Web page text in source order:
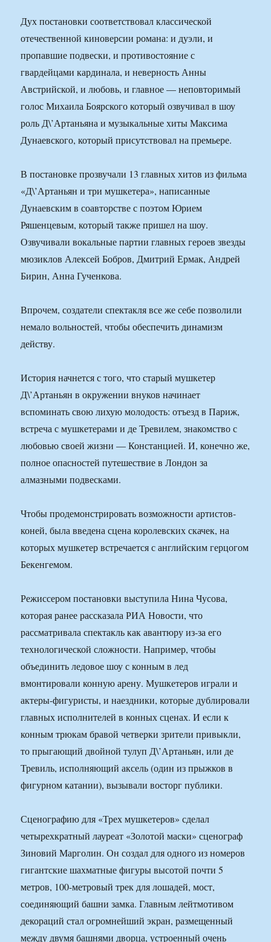
Дух постановки соответствовал классической
отечественной киноверсии романа: и дуэли, и
пропавшие подвески, и противостояние с
гвардейцами кардинала, и неверность Анны
Австрийской, и любовь, и главное — неповторимый
голос Михаила Боярского который озвучивал в шоу
роль Д\’Артаньяна и музыкальные хиты Максима
Дунаевского, который присутствовал на премьере.
В постановке прозвучали 13 главных хитов из фильма
«Д\’Артаньян и три мушкетера», написанные
Дунаевским в соавторстве с поэтом Юрием
Ряшенцевым, который также пришел на шоу.
Озвучивали вокальные партии главных героев звезды
мюзиклов Алексей Бобров, Дмитрий Ермак, Андрей
Бирин, Анна Гученкова.
Впрочем, создатели спектакля все же себе позволили
немало вольностей, чтобы обеспечить динамизм
действу.
История начнется с того, что старый мушкетер
Д\’Артаньян в окружении внуков начинает
вспоминать свою лихую молодость: отъезд в Париж,
встреча с мушкетерами и де Тревилем, знакомство с
любовью своей жизни — Констанцией. И, конечно же,
полное опасностей путешествие в Лондон за
алмазными подвесками.
Чтобы продемонстрировать возможности артистов-
коней, была введена сцена королевских скачек, на
которых мушкетер встречается с английским герцогом
Бекенгемом.
Режиссером постановки выступила Нина Чусова,
которая ранее рассказала РИА Новости, что
рассматривала спектакль как авантюру из-за его
технологической сложности. Например, чтобы
объединить ледовое шоу с конным в лед
вмонтировали конную арену. Мушкетеров играли и
актеры-фигуристы, и наездники, которые дублировали
главных исполнителей в конных сценах. И если к
конным трюкам бравой четверки зрители привыкли,
то прыгающий двойной тулуп Д\’Артаньян, или де
Тревиль, исполняющий аксель (один из прыжков в
фигурном катании), вызывали восторг публики.
Сценографию для «Трех мушкетеров» сделал
четырехкратный лауреат «Золотой маски» сценограф
Зиновий Марголин. Он создал для одного из номеров
гигантские шахматные фигуры высотой почти 5
метров, 100-метровый трек для лошадей, мост,
соединяющий башни замка. Главным лейтмотивом
декораций стал огромнейший экран, размещенный
между двумя башнями дворца, устроенный очень